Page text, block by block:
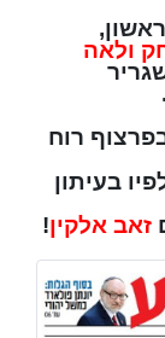
ולאה
רוח
בעיתון
זאב אלקין!